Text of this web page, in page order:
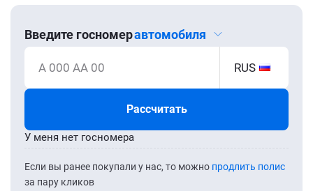
Введите госномеравтомобиля
А 000 АА 00 RUS
Рассчитать
Если вы ранее покупали у нас, то можно продлить полис
за пару кликов
У меня нет госномера